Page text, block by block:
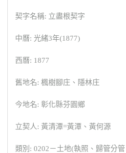
契字名稱: 立盡根契字
中曆: 光緒3年(1877)
西曆: 1877
舊地名: 楓樹腳庄、隱林庄
今地名: 彰化縣芬園鄉
立契人: 黃清潭=黃潭、黃何源
類別: 0202－土地(執照、歸管分